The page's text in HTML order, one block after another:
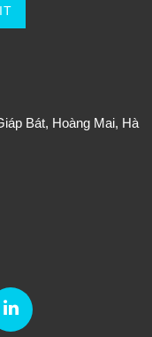
Bát, Hoàng Mai, Hà